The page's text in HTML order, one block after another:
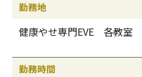
勤務地
健康やせ専門EVE 各教室
勤務時間